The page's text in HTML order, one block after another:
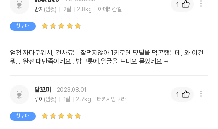
반지 (암컷) 2살 2.8kg 아메리칸컬
첫구매
엄청 까다로워서, 건사료는 잘먹지않아 1키로면 몇달을 먹곤했는데, 와 이건
1
달꼬미
2023.08.01
루이 (암컷) 1살 2.7kg 터키시앙고라
첫구매
1